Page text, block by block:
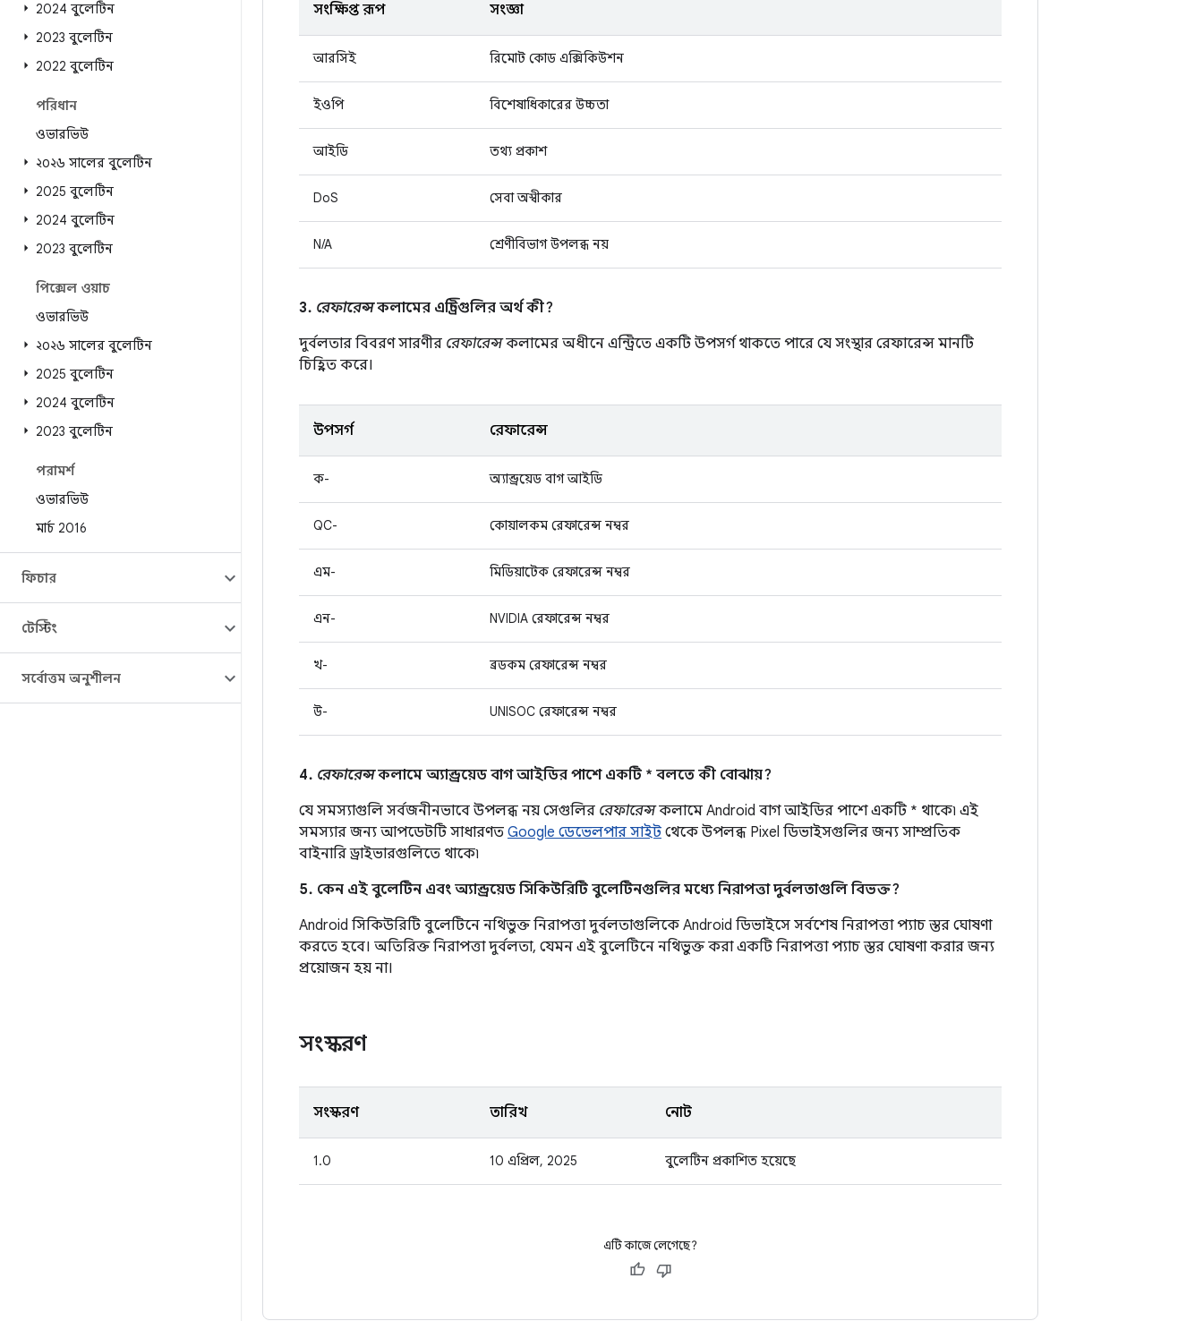
2024 বুলেটিন
2023 বুলেটিন
2022 বুলেটিন
পরিধান
ওভারভিউ
২০২৬ সালের বুলেটিন
2025 বুলেটিন
2024 বুলেটিন
2023 বুলেটিন
পিক্সেল ওয়াচ
ওভারভিউ
২০২৬ সালের বুলেটিন
2025 বুলেটিন
2024 বুলেটিন
2023 বুলেটিন
পরামর্শ
ওভারভিউ
মার্চ 2016
ফিচার
টেস্টিং
সর্বোত্তম অনুশীলন
সংক্ষিপ্ত রূপ সংজ্ঞা
আরসিই রিমোট কোড এক্সিকিউশন
ইওপি বিশেষাধিকারের উচ্চতা
আইডি তথ্য প্রকাশ
DoS সেবা অস্বীকার
N/A শ্রেণীবিভাগ উপলব্ধ নয়
3. রেফারেন্সকলামের এন্ট্রিগুলির অর্থ কী?
দুর্বলতার বিবরণ সারণীর রেফারেন্সকলামের অধীনে এন্ট্রিতে একটি উপসর্গ থাকতে পারে যে সংস্থার রেফারেন্স মানটি
চিহ্নিত করে।
উপসর্গ রেফারেন্স
ক- অ্যান্ড্রয়েড বাগ আইডি
QC- কোয়ালকম রেফারেন্স নম্বর
এম- মিডিয়াটেক রেফারেন্স নম্বর
এন- NVIDIA রেফারেন্স নম্বর
খ- ব্রডকম রেফারেন্স নম্বর
উ- UNISOC রেফারেন্স নম্বর
4. রেফারেন্সকলামে অ্যান্ড্রয়েড বাগ আইডির পাশে একটি * বলতে কী বোঝায়?
যে সমস্যাগুলি সর্বজনীনভাবে উপলব্ধ নয় সেগুলির রেফারেন্সকলামে Android বাগ আইডির পাশে একটি * থাকে৷ এই
সমস্যার জন্য আপডেটটি সাধারণত Google ডেভেলপার সাইট থেকে উপলব্ধ Pixel ডিভাইসগুলির জন্য সাম্প্রতিক
বাইনারি ড্রাইভারগুলিতে থাকে৷
5. কেন এই বুলেটিন এবং অ্যান্ড্রয়েড সিকিউরিটি বুলেটিনগুলির মধ্যে নিরাপত্তা দুর্বলতাগুলি বিভক্ত?
Android সিকিউরিটি বুলেটিনে নথিভুক্ত নিরাপত্তা দুর্বলতাগুলিকে Android ডিভাইসে সর্বশেষ নিরাপত্তা প্যাচ স্তর ঘোষণা
করতে হবে। অতিরিক্ত নিরাপত্তা দুর্বলতা, যেমন এই বুলেটিনে নথিভুক্ত করা একটি নিরাপত্তা প্যাচ স্তর ঘোষণা করার জন্য
প্রয়োজন হয় না।
সংস্করণ
সংস্করণ তারিখ নোট
1.0 10 এপ্রিল, 2025 বুলেটিন প্রকাশিত হয়েছে
এটি কাজে লেগেছে?